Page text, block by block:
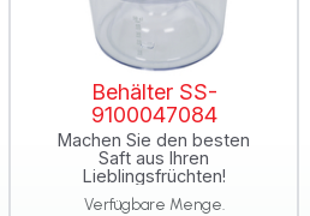
Behälter SS-
9100047084
Machen Sie den besten
Saft aus Ihren
Lieblingsfrüchten!
Verfügbare Menge.